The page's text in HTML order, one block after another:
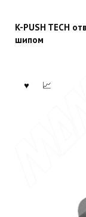
K-PUSH TECH
шипом